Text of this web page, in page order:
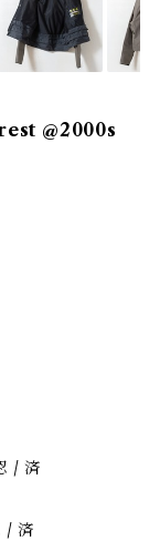
@2000s
/ 済
/ 済